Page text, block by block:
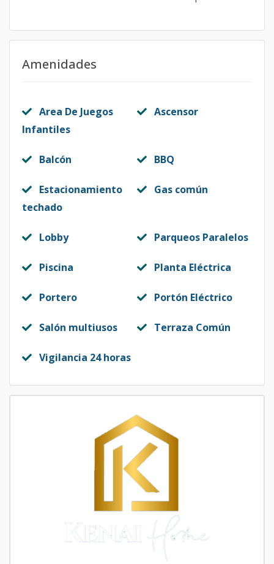
Amenidades
Area De Juegos
Infantiles
Ascensor
Balcón BBQ
Estacionamiento
techado
Gas común
Lobby Parqueos Paralelos
Piscina Planta Eléctrica
Portero Portón Eléctrico
Salón multiusos Terraza Común
Vigilancia 24 horas